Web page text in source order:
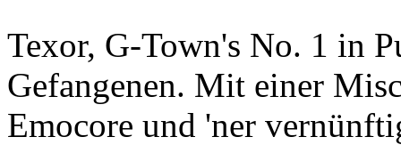
Texor, G-Town's No. 1 in
Gefangenen. Mit einer
Emocore und 'ner